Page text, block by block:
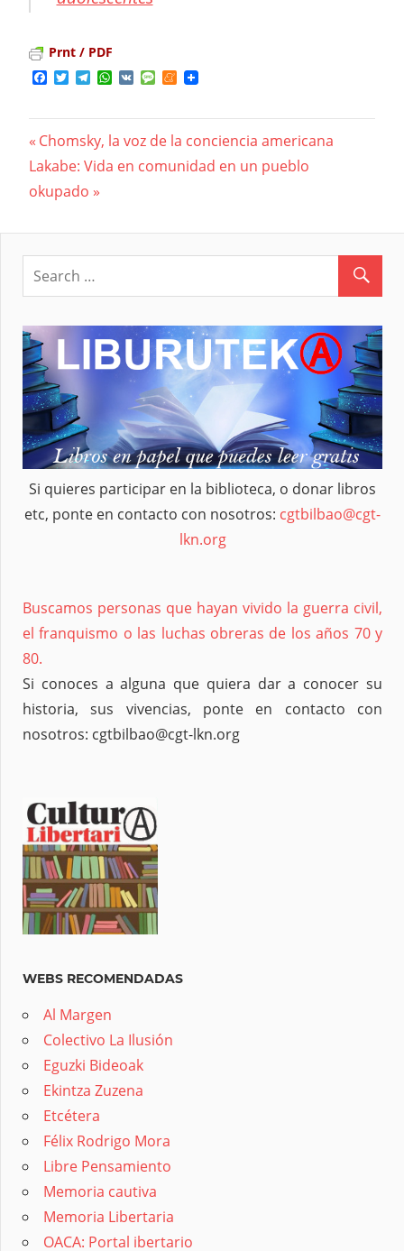
Prnt / PDF
Facebook
TwitterTelegram
WhatsApp
VK MessageMeneame
Navegación
de
entradas
Previous
Post:
Chomsky, la voz de la conciencia americana
Next
Post:
Lakabe: Vida en comunidad en un pueblo
okupado
Si quieres participar en la biblioteca, o donar libros
etc, ponte en contacto con nosotros: cgtbilbao@cgt-
lkn.org
Buscamos personas que hayan vivido la guerra civil,
el franquismo o las luchas obreras de los años 70 y
80.
Si conoces a alguna que quiera dar a conocer su
historia, sus vivencias, ponte en contacto con
nosotros: cgtbilbao@cgt-lkn.org
WEBS RECOMENDADAS
Al Margen
Colectivo La Ilusión
Eguzki Bideoak
Ekintza Zuzena
Etcétera
Félix Rodrigo Mora
Libre Pensamiento
Memoria cautiva
Memoria Libertaria
OACA: Portal ibertario